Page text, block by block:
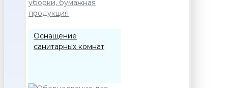
Оснащение
санитарных комнат